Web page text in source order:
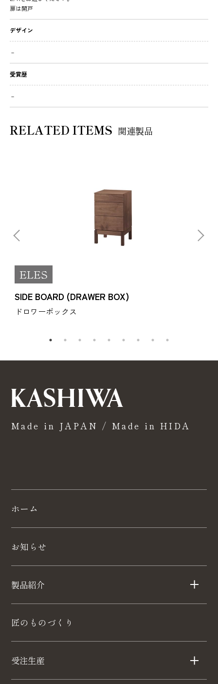
扉は開戸
デザイン
－
受賞歴
－
RELATED ITEMS 関連製品
ELES
SIDE BOARD (DRAWER BOX)
ドロワーボックス
Made in JAPAN / Made in HIDA
ホーム
お知らせ
製品紹介
匠のものづくり
受注生産